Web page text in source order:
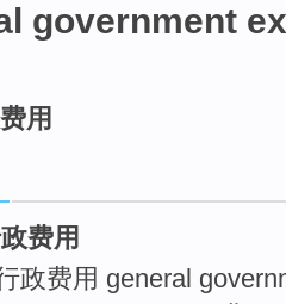
government
用
费用
政费用 general